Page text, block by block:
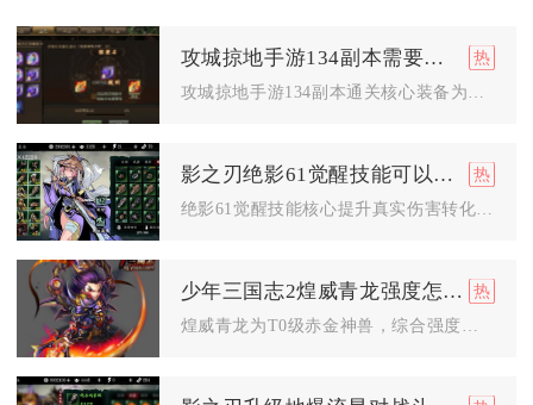
攻城掠地手游134副本需要什么装备才能过关
影之刃绝影61觉醒技能可以提升什么能力
少年三国志2煌威青龙强度怎么样排名